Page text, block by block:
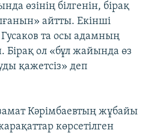
өзінің білгенін, бірақ
айтты. Екінші
та осы адамның
Бірақ ол «бұл жайында өз
қажетсіз» деп
Кәрімбаевтың жұбайы
көрсетілген